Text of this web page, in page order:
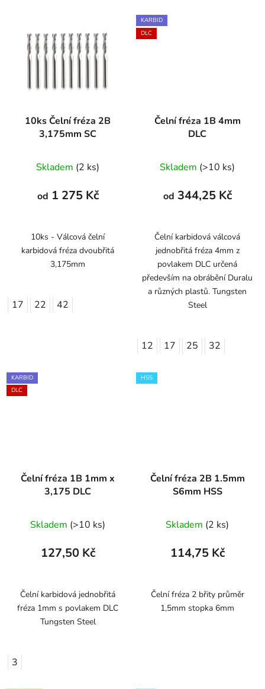
10ks Čelní fréza 2B
3,175mm SC
Skladem (2 ks)
od 1 275 Kč
10ks - Válcová čelní
karbidová fréza dvoubřitá
3,175mm
17 22 42
KARBID
DLC
Čelní fréza 1B 4mm
DLC
Skladem (>10 ks)
od 344,25 Kč
Čelní karbidová válcová
jednobřitá fréza 4mm z
povlakem DLC určená
především na obrábění Duralu
a různých plastů. Tungsten
Steel
12 17 25 32
KARBID
DLC
Čelní fréza 1B 1mm x
3,175 DLC
Skladem (>10 ks)
127,50 Kč
Čelní karbidová jednobřitá
fréza 1mm s povlakem DLC
Tungsten Steel
3
HSS
Čelní fréza 2B 1.5mm
S6mm HSS
Skladem (2 ks)
114,75 Kč
Čelní fréza 2 břity průměr
1,5mm stopka 6mm